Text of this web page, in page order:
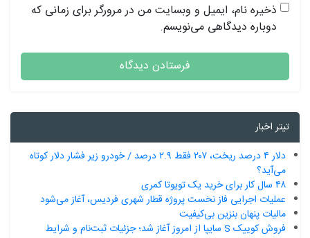
ذخیره نام، ایمیل و وبسایت من در مرورگر برای زمانی که
دوباره دیدگاهی می‌نویسم.
تیتر اخبار
دلار ۴ درصد ریخت، ۲۰۷ فقط ۲.۹ درصد / خودرو زیر فشار دلار کوتاه
می‌آید؟
۴۸ سال کار برای خرید یک تویوتا کمری
عملیات اجرایی فاز نخست پروژه قطار شهری فردیس، آغاز می‌شود
مالیات پنهان بنزین بی‌کیفیت
فروش کوییک S سایپا از امروز آغاز شد؛ جزئیات ثبت‌نام و شرایط